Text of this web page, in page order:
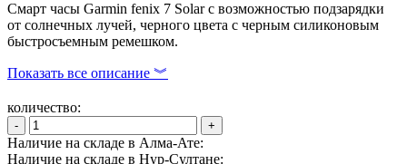
Смарт часы Garmin fenix 7 Solar с возможностью подзарядки
от солнечных лучей, черного цвета с черным силиконовым
быстросъемным ремешком.
Показать все описание ︾
количество:
- +
Наличие на складе в Алма-Ате:
Наличие на складе в Нур-Султане: